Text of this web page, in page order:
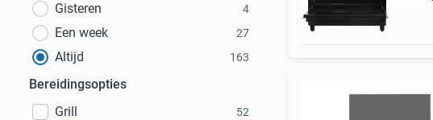
Gisteren 4
Een week 27
Altijd 163
Bereidingsopties
Grill
52